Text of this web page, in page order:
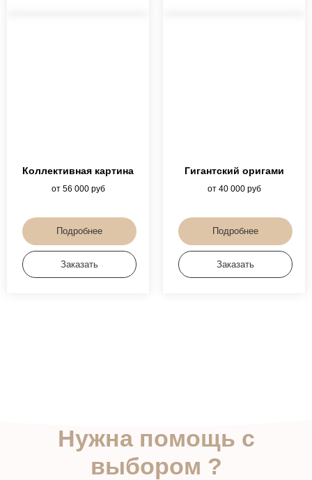
Коллективная картина
от 56 000 руб
Подробнее
Заказать
Гигантский оригами
от 40 000 руб
Подробнее
Заказать
Вы получите сообщение от нашего представителя с помощью
выбора
мастер-класса и условиями работы с нашим
агентством прямо сейчас
ЗАКАЗАТЬ ЗВОНОК
выбором ?
Мы Вам напишем !